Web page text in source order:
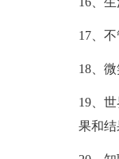
17、
18、
19、
果和结